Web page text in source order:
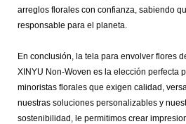
arreglos florales con confianza, sabiendo
responsable para el planeta.
En conclusión, la tela para envolver flores
XINYU Non-Woven es la elección perfecta
minoristas florales que exigen calidad,
nuestras soluciones personalizables y
sostenibilidad, le permitimos crear